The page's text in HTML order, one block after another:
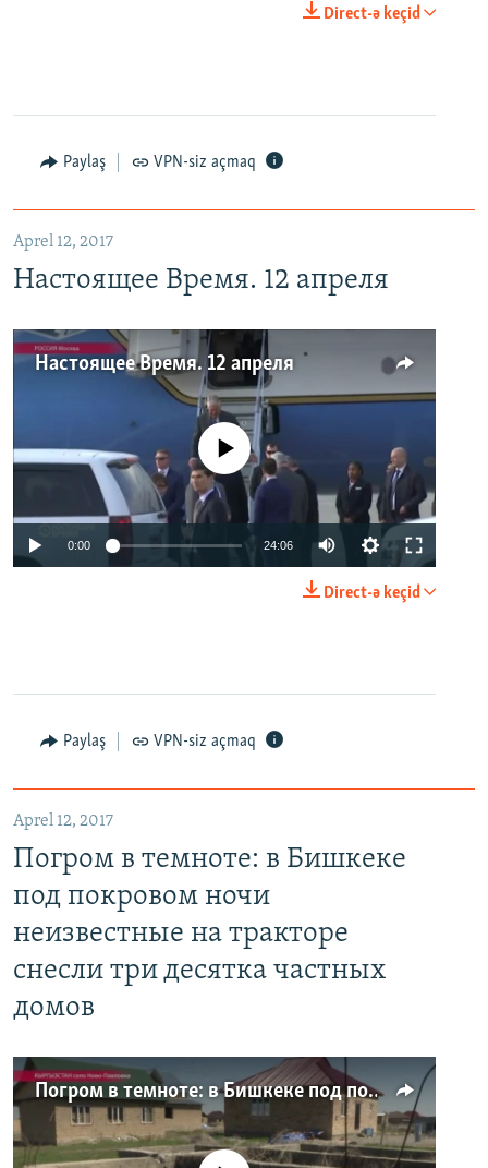
Direct-ə keçid
Paylaş VPN-siz açmaq
Aprel 12, 2017
Настоящее Время. 12 апреля
Настоящее Время. 12 апреля
No media source currently available
0:00 24:06
Direct-ə keçid
Paylaş VPN-siz açmaq
Aprel 12, 2017
Погром в темноте: в Бишкеке
под покровом ночи
неизвестные на тракторе
снесли три десятка частных
домов
Погром в темноте: в Бишкеке под покровом ночи неизвестные на тракторе снесли три десятка частных домов